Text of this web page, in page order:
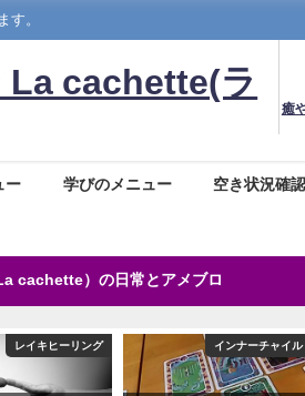
す。
La cachette(ラ
癒
ー 学びのメニュー 空き状況確
cachette）の日常とアメブロ
レイキヒーリング インナーチャイル